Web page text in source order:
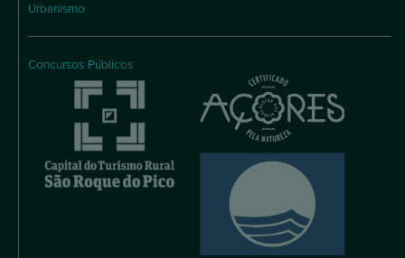
Urbanismo
Concursos Públicos